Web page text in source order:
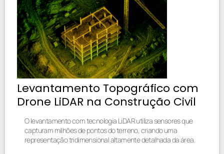
Levantamento Topográfico com
Drone LiDAR na Construção Civil
O levantamento com tecnologia LiDAR utiliza sensores que
capturam milhões de pontos do terreno, criando uma
representação tridimensional altamente detalhada da área.